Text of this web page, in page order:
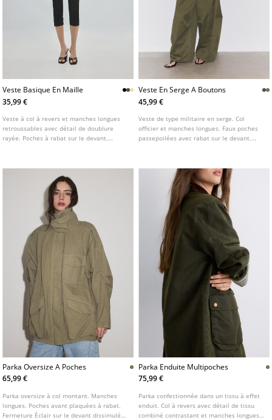
Veste Basique En Maille
35,99 €
Veste à col à revers et manches longues
retroussables avec détail de doublure
rayée. Poches à rabat sur le devant.
Veste En Serge A Boutons
45,99 €
Veste de type militaire en serge. Col
officier et manches longues. Faux poches
passepoilées avec rabat sur le devant.
métalliques.
Parka Oversize A Poches
65,99 €
Parka oversize à col montant. Manches
longues. Poches avant plaquées à rabat.
Fermeture Éclair sur le devant dissimulée
Parka Enduite Multipoches
75,99 €
Parka confectionnée dans un tissu à effet
enduit. Col à revers avec détail de tissu
combiné contrastant et manches longues.